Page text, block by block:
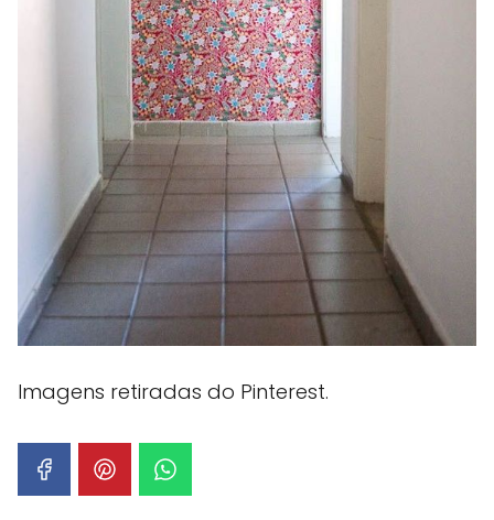
Imagens retiradas do Pinterest.